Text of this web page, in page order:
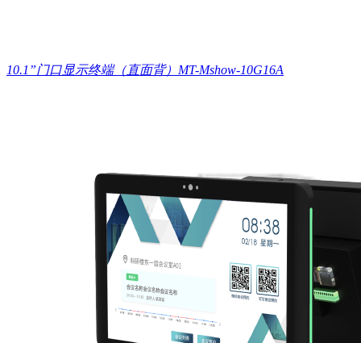
10.1”门口显示终端（直面背）MT-Mshow-10G16A